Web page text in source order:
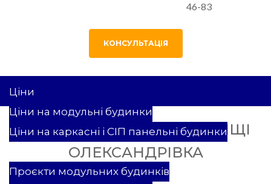
46-83
КОНСУЛЬТАЦІЯ
Ціни
Ціни на модульні будинки
Ціни на каркасні і СІП панельні будинки
Проєкти модульних будинків
СПОРТИВНИЙ ЗАЛ У СЕЛИЩІ
ОЛЕКСАНДРІВКА